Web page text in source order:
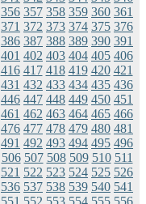
356 357 358 359 360 361
371 372 373 374 375 376
386 387 388 389 390 391
401 402 403 404 405 406
416 417 418 419 420 421
431 432 433 434 435 436
446 447 448 449 450 451
461 462 463 464 465 466
476 477 478 479 480 481
491 492 493 494 495 496
506 507 508 509 510 511
521 522 523 524 525 526
536 537 538 539 540 541
551 552 553 554 555 556